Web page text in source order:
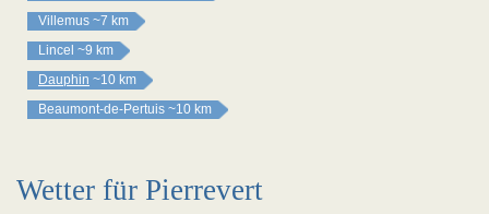
Villemus ~7 km
Lincel ~9 km
Dauphin ~10 km
Beaumont-de-Pertuis ~10 km
Wetter für Pierrevert